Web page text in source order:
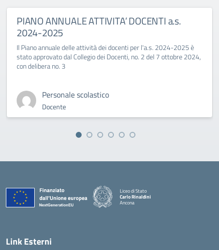
PIANO ANNUALE ATTIVITA’ DOCENTI a.s.
2024-2025
Il Piano annuale delle attività dei docenti per l'a.s. 2024-2025 è
stato approvato dal Collegio dei Docenti, no. 2 del 7 ottobre 2024,
con delibera no. 3
Personale scolastico
Docente
Liceo di Stato
Carlo Rinaldini
Ancona
Link Esterni